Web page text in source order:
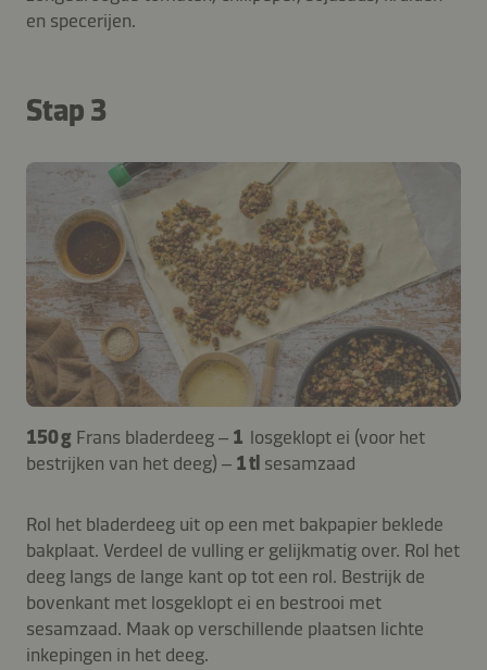
en specerijen.
Stap 3
150 g Frans bladerdeeg – 1 losgeklopt ei (voor het
bestrijken van het deeg) – 1 tl sesamzaad
Rol het bladerdeeg uit op een met bakpapier beklede
bakplaat. Verdeel de vulling er gelijkmatig over. Rol het
deeg langs de lange kant op tot een rol. Bestrijk de
bovenkant met losgeklopt ei en bestrooi met
sesamzaad. Maak op verschillende plaatsen lichte
inkepingen in het deeg.